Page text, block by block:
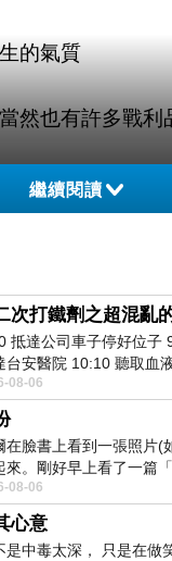
的氣質
然也有許多戰利
我不久前在
】牛皮壓紋兩用
】牛皮壓紋兩用水餃
人推
繼續閱讀
次打鐵劑之超混亂
抵達公司車子停好位子
台安醫院 10:10 聽取血
B12 彌可保並非沒有吸
08-06
在臉書上看到一張照片(
來。剛好早上看了一篇
文，在回顧年輕時瘋狂愛
08-06
心意
是中毒太深， 只是在做